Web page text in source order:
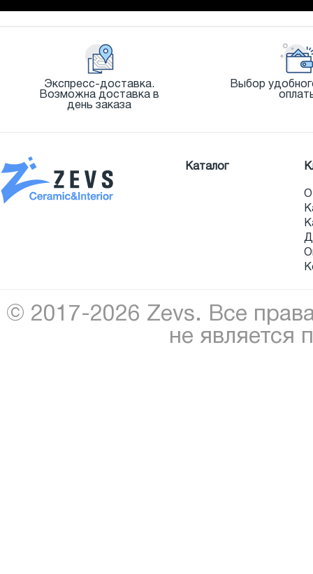
Экспресс-доставка.
Возможна доставка в
день заказа
Выбор
Каталог
О
© 2017-2026 Zevs. Все
не является